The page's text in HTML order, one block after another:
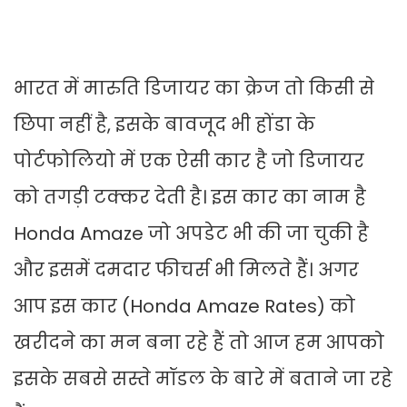
भारत में मारुति डिजायर का क्रेज तो किसी से
छिपा नहीं है, इसके बावजूद भी होंडा के
पोर्टफोलियो में एक ऐसी कार है जो डिजायर
को तगड़ी टक्कर देती है। इस कार का नाम है
Honda Amaze जो अपडेट भी की जा चुकी है
और इसमें दमदार फीचर्स भी मिलते हैं। अगर
आप इस कार (Honda Amaze Rates) को
खरीदने का मन बना रहे हैं तो आज हम आपको
इसके सबसे सस्ते मॉडल के बारे में बताने जा रहे